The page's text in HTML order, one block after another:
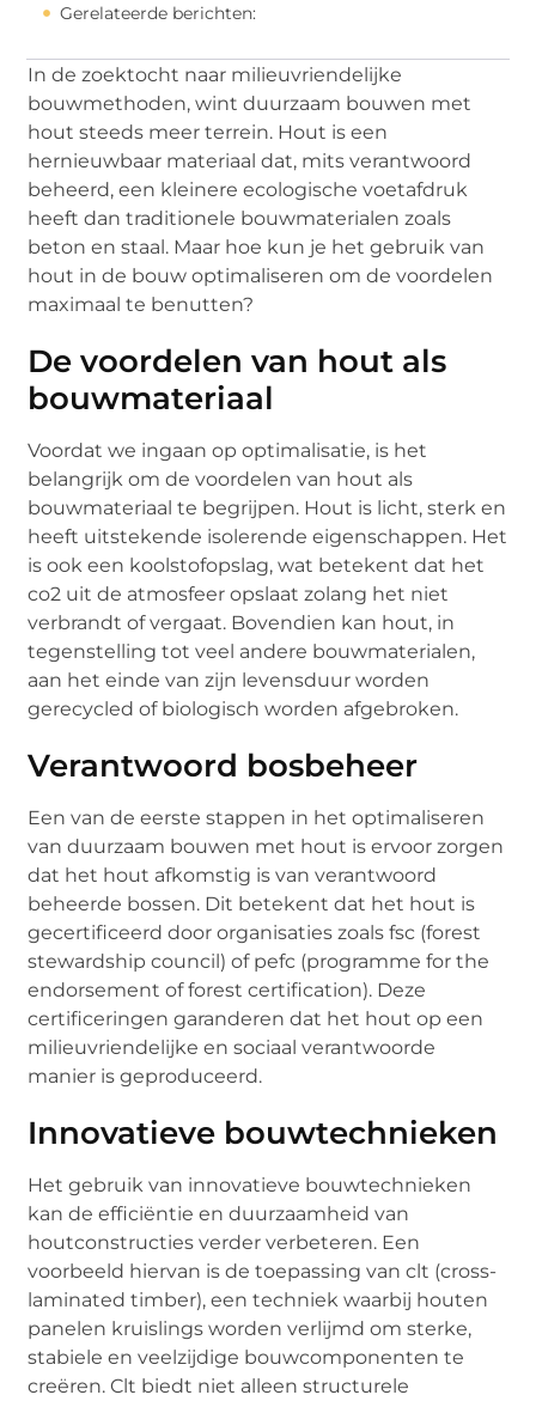
Gerelateerde berichten:
In de zoektocht naar milieuvriendelijke
bouwmethoden, wint duurzaam bouwen met
hout steeds meer terrein. Hout is een
hernieuwbaar materiaal dat, mits verantwoord
beheerd, een kleinere ecologische voetafdruk
heeft dan traditionele bouwmaterialen zoals
beton en staal. Maar hoe kun je het gebruik van
hout in de bouw optimaliseren om de voordelen
maximaal te benutten?
De voordelen van hout als
bouwmateriaal
Voordat we ingaan op optimalisatie, is het
belangrijk om de voordelen van hout als
bouwmateriaal te begrijpen. Hout is licht, sterk en
heeft uitstekende isolerende eigenschappen. Het
is ook een koolstofopslag, wat betekent dat het
co2 uit de atmosfeer opslaat zolang het niet
verbrandt of vergaat. Bovendien kan hout, in
tegenstelling tot veel andere bouwmaterialen,
aan het einde van zijn levensduur worden
gerecycled of biologisch worden afgebroken.
Verantwoord bosbeheer
Een van de eerste stappen in het optimaliseren
van duurzaam bouwen met hout is ervoor zorgen
dat het hout afkomstig is van verantwoord
beheerde bossen. Dit betekent dat het hout is
gecertificeerd door organisaties zoals fsc (forest
stewardship council) of pefc (programme for the
endorsement of forest certification). Deze
certificeringen garanderen dat het hout op een
milieuvriendelijke en sociaal verantwoorde
manier is geproduceerd.
Innovatieve bouwtechnieken
Het gebruik van innovatieve bouwtechnieken
kan de efficiëntie en duurzaamheid van
houtconstructies verder verbeteren. Een
voorbeeld hiervan is de toepassing van clt (cross-
laminated timber), een techniek waarbij houten
panelen kruislings worden verlijmd om sterke,
stabiele en veelzijdige bouwcomponenten te
creëren. Clt biedt niet alleen structurele